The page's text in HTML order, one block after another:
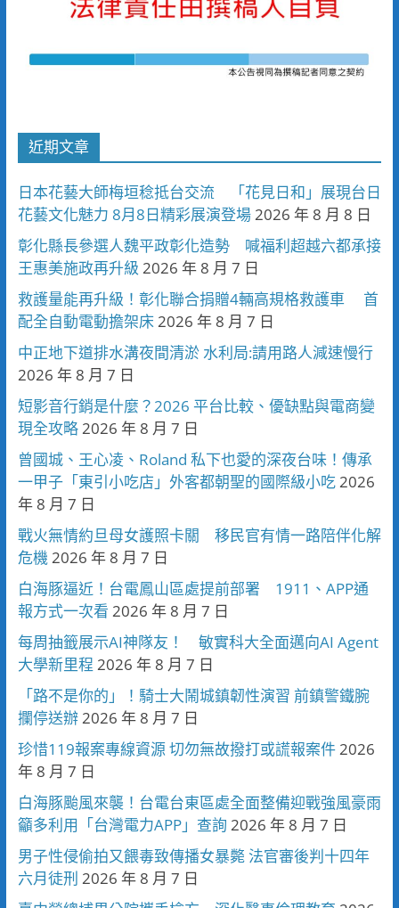
近期文章
日本花藝大師梅垣稔抵台交流 「花見日和」展現台日
花藝文化魅力 8月8日精彩展演登場2026 年 8 月 8 日
彰化縣長參選人魏平政彰化造勢 喊福利超越六都承接
王惠美施政再升級 2026 年 8 月 7 日
救護量能再升級！彰化聯合捐贈4輛高規格救護車 首
配全自動電動擔架床2026 年 8 月 7 日
中正地下道排水溝夜間清淤 水利局:請用路人減速慢行
2026 年 8 月 7 日
短影音行銷是什麼？2026 平台比較、優缺點與電商變
現全攻略2026 年 8 月 7 日
曾國城、王心凌、Roland 私下也愛的深夜台味！傳承
一甲子「東引小吃店」外客都朝聖的國際級小吃2026
年 8 月 7 日
戰火無情約旦母女護照卡關 移民官有情一路陪伴化解
危機2026 年 8 月 7 日
白海豚逼近！台電鳳山區處提前部署 1911、APP通
報方式一次看 2026 年 8 月 7 日
每周抽籤展示AI神隊友！ 敏實科大全面邁向AI Agent
大學新里程 2026 年 8 月 7 日
「路不是你的」！騎士大鬧城鎮韌性演習 前鎮警鐵腕
攔停送辦2026 年 8 月 7 日
珍惜119報案專線資源 切勿無故撥打或謊報案件2026
年 8 月 7 日
白海豚颱風來襲！台電台東區處全面整備迎戰強風豪雨
籲多利用「台灣電力APP」查詢 2026 年 8 月 7 日
男子性侵偷拍又餵毒致傳播女暴斃 法官審後判十四年
六月徒刑 2026 年 8 月 7 日